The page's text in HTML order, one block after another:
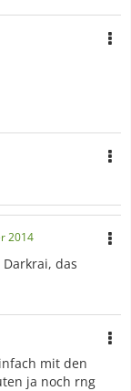
2014
das
mit den
ja noch rng